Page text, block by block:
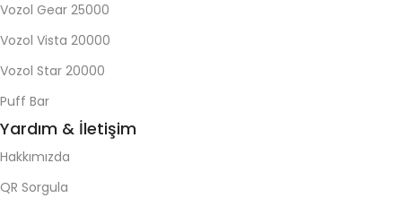
Vozol Gear 25000
Vozol Vista 20000
Vozol Star 20000
Puff Bar
Yardım & İletişim
Hakkımızda
QR Sorgula